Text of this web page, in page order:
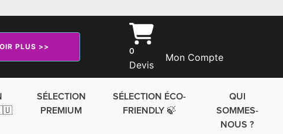
PLUS >>
0
Devis
Mon Compte
SÉLECTION
PREMIUM
SÉLECTION ÉCO-
FRIENDLY 🍃
QUI
SOMMES-
NOUS ?